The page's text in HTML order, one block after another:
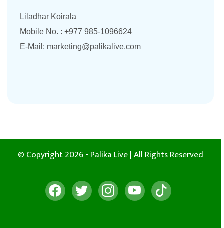
Liladhar Koirala
Mobile No. : +977 985-1096624
E-Mail: marketing@palikalive.com
© Copyright 2026 - Palika Live | All Rights Reserved